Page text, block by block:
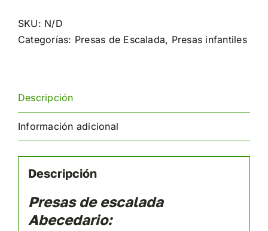
Abecedario
cantidad
SKU: N/D
Categorías: Presas de Escalada, Presas infantiles
Descripción
Información adicional
Descripción
Presas de escalada
Abecedario: